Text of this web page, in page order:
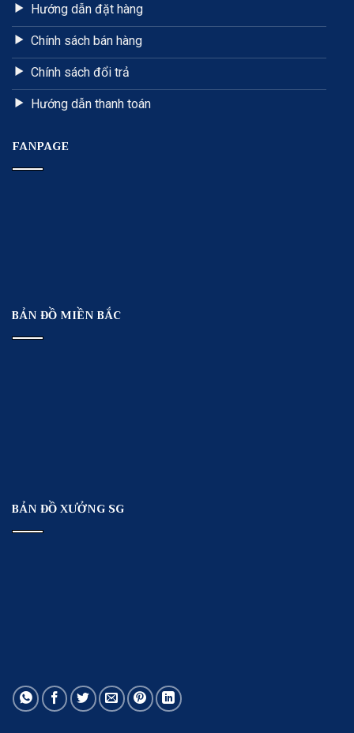
Hướng dẫn đặt hàng
Chính sách bán hàng
Chính sách đổi trả
Hướng dẫn thanh toán
FANPAGE
BẢN ĐỒ MIỀN BẮC
BẢN ĐỒ XƯỞNG SG